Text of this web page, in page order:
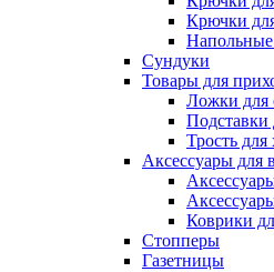
Крючки
Сундуки
Товары для
Ложки для
Подставки
Трость для
Аксессуары для
Коврики
Стопперы
Газетницы